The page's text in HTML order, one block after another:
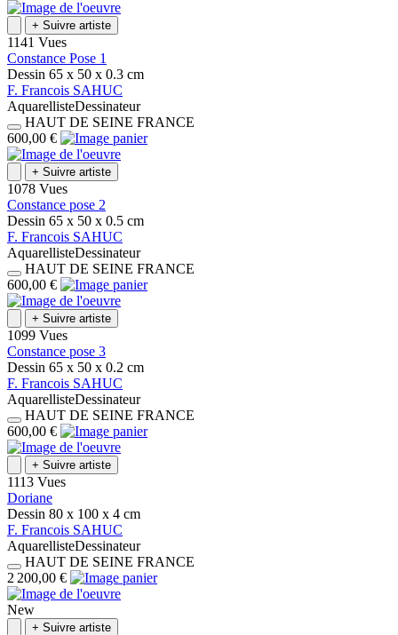
+ Suivre artiste
1141 Vues
Constance Pose 1
Dessin 65 x 50 x 0.3 cm
F. Francois SAHUC
AquarellisteDessinateur
HAUT DE SEINE FRANCE
600,00 €
+ Suivre artiste
1078 Vues
Constance pose 2
Dessin 65 x 50 x 0.5 cm
F. Francois SAHUC
AquarellisteDessinateur
HAUT DE SEINE FRANCE
600,00 €
+ Suivre artiste
1099 Vues
Constance pose 3
Dessin 65 x 50 x 0.2 cm
F. Francois SAHUC
AquarellisteDessinateur
HAUT DE SEINE FRANCE
600,00 €
+ Suivre artiste
1113 Vues
Doriane
Dessin 80 x 100 x 4 cm
F. Francois SAHUC
AquarellisteDessinateur
HAUT DE SEINE FRANCE
2 200,00 €
New
+ Suivre artiste